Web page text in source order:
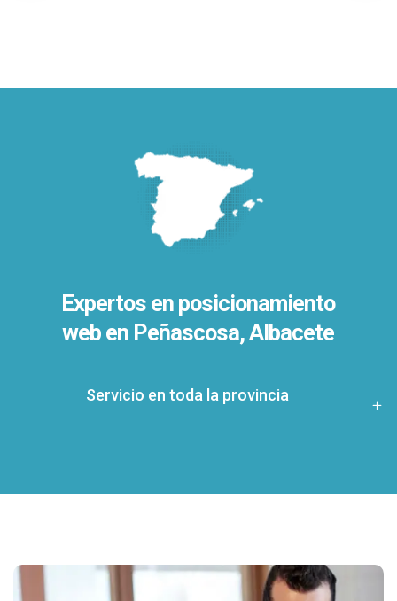
Expertos en posicionamiento
web en Peñascosa, Albacete
Servicio en toda la provincia